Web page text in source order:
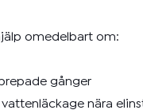
omedelbart om:
gånger
vattenläckage nära